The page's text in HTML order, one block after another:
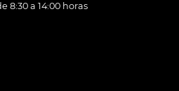
8:30 a 14:00 horas